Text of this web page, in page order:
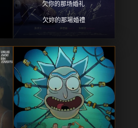
欠你的那场婚礼
欠妳的那場婚禮